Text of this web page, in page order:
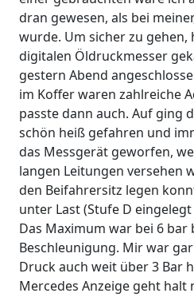
dran gewesen, als bei
wurde. Um sicher zu gehen,
digitalen Öldruckmesser
gestern Abend
im Koffer waren zahlreiche
passte dann auch. Auf ging
schön heiß gefahren und
das Messgerät geworfen,
langen Leitungen versehen
den Beifahrersitz legen
unter Last (Stufe D eingelegt
Das Maximum war bei 6 bar
Beschleunigung. Mir war
Druck auch weit über 3 Bar
Mercedes Anzeige geht halt